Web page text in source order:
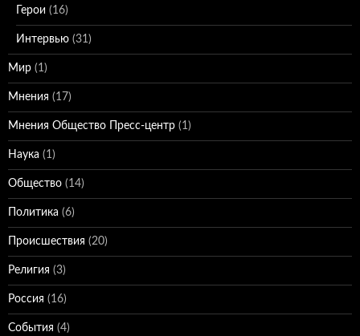
Герои (16)
Интервью (31)
Мир (1)
Мнения (17)
Мнения Общество Пресс-центр (1)
Наука (1)
Общество (14)
Политика (6)
Происшествия (20)
Религия (3)
Россия (16)
События (4)